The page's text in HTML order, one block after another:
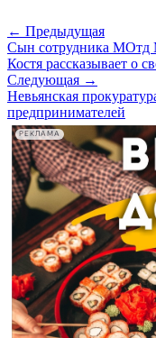
← Предыдущая
Сын сотрудника МОтд
Костя рассказывает о
Следующая →
Невьянская
предпринимателей
РЕКЛАМА